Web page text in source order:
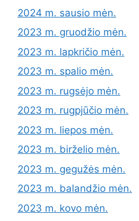
2024 m. sausio mėn.
2023 m. gruodžio mėn.
2023 m. lapkričio mėn.
2023 m. spalio mėn.
2023 m. rugsėjo mėn.
2023 m. rugpjūčio mėn.
2023 m. liepos mėn.
2023 m. birželio mėn.
2023 m. gegužės mėn.
2023 m. balandžio mėn.
2023 m. kovo mėn.